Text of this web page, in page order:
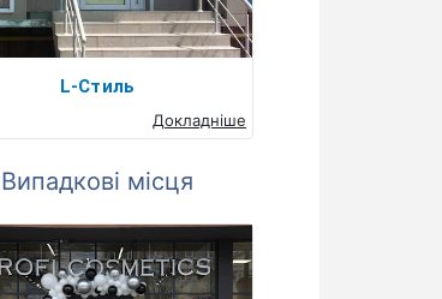
L-Стиль
Докладніше
Випадкові місця